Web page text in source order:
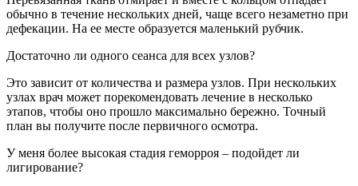
обычно в течение нескольких дней, чаще всего незаметно при
дефекации. На ее месте образуется маленький рубчик.
Достаточно ли одного сеанса для всех узлов?
Это зависит от количества и размера узлов. При нескольких
узлах врач может порекомендовать лечение в несколько
этапов, чтобы оно прошло максимально бережно. Точный
план вы получите после первичного осмотра.
У меня более высокая стадия геморроя – подойдет ли
лигирование?